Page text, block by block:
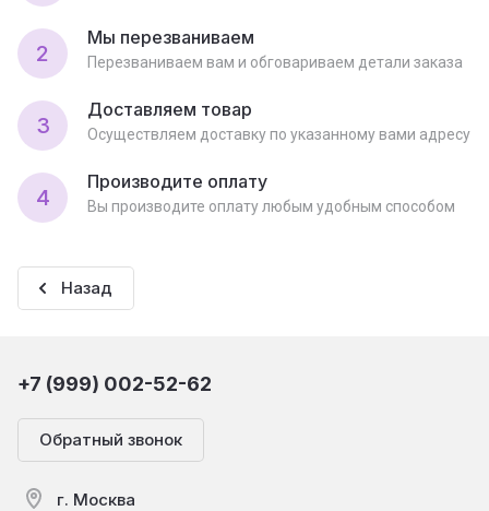
2
Мы перезваниваем
Перезваниваем вам и обговариваем детали заказа
3
Доставляем товар
Осуществляем доставку по указанному вами адресу
4
Производите оплату
Вы производите оплату любым удобным способом
Назад
+7 (999) 002-52-62
Обратный звонок
г. Москва